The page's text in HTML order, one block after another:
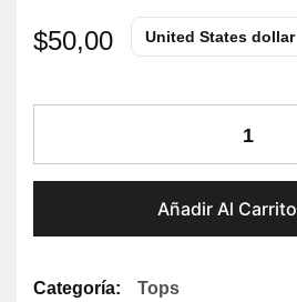
$50,00 United States dollar
1
Añadir Al Carrito
Categoría: Tops